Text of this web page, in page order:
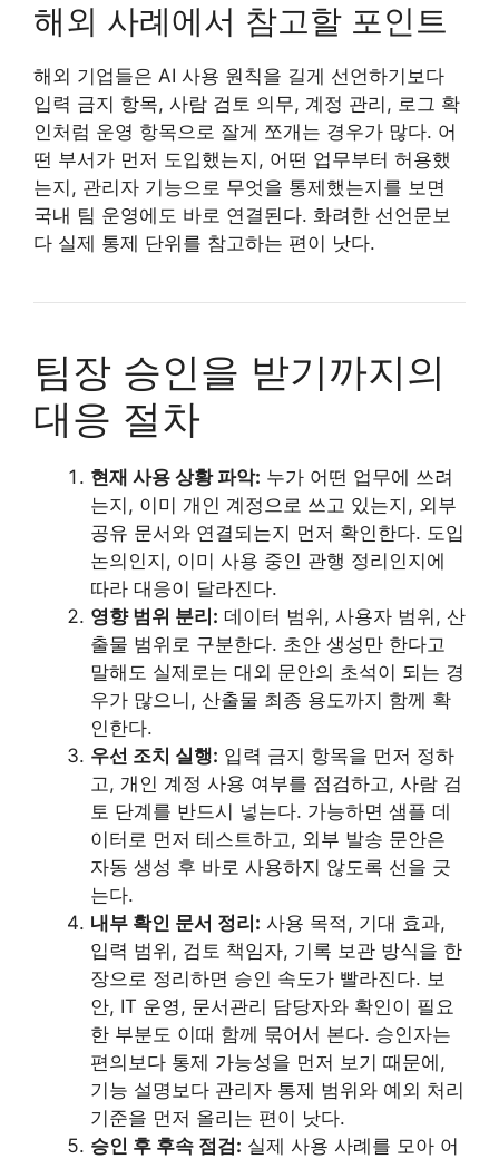
해외 사례에서 참고할 포인트
해외 기업들은 AI 사용 원칙을 길게 선언하기보다
입력 금지 항목, 사람 검토 의무, 계정 관리, 로그 확
인처럼 운영 항목으로 잘게 쪼개는 경우가 많다. 어
떤 부서가 먼저 도입했는지, 어떤 업무부터 허용했
는지, 관리자 기능으로 무엇을 통제했는지를 보면
국내 팀 운영에도 바로 연결된다. 화려한 선언문보
다 실제 통제 단위를 참고하는 편이 낫다.
팀장 승인을 받기까지의
대응 절차
현재 사용 상황 파악: 누가 어떤 업무에 쓰려
는지, 이미 개인 계정으로 쓰고 있는지, 외부
공유 문서와 연결되는지 먼저 확인한다. 도입
논의인지, 이미 사용 중인 관행 정리인지에
따라 대응이 달라진다.
영향 범위 분리: 데이터 범위, 사용자 범위, 산
출물 범위로 구분한다. 초안 생성만 한다고
말해도 실제로는 대외 문안의 초석이 되는 경
우가 많으니, 산출물 최종 용도까지 함께 확
인한다.
우선 조치 실행: 입력 금지 항목을 먼저 정하
고, 개인 계정 사용 여부를 점검하고, 사람 검
토 단계를 반드시 넣는다. 가능하면 샘플 데
이터로 먼저 테스트하고, 외부 발송 문안은
자동 생성 후 바로 사용하지 않도록 선을 긋
는다.
내부 확인 문서 정리: 사용 목적, 기대 효과,
입력 범위, 검토 책임자, 기록 보관 방식을 한
장으로 정리하면 승인 속도가 빨라진다. 보
안, IT 운영, 문서관리 담당자와 확인이 필요
한 부분도 이때 함께 묶어서 본다. 승인자는
편의보다 통제 가능성을 먼저 보기 때문에,
기능 설명보다 관리자 통제 범위와 예외 처리
기준을 먼저 올리는 편이 낫다.
승인 후 후속 점검: 실제 사용 사례를 모아 어